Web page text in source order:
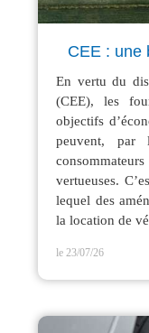
CEE : une
En vertu du
(CEE), les
objectifs
peuvent, par
vertueuses.
lequel des
la location de
le 23/07/26